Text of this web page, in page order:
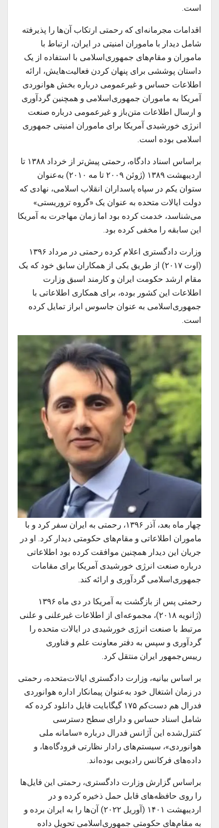
است.
اقدامات مجرمانه‌ای که رحمتی ارتکاب آن‌ها را پذیرفته
شامل دیدار با ماموران امنیتی در ایران، ارتباط با
ماموران و مقام‌های جمهوری‌اسلامی با استفاده از یک
داستان پوششی برای پنهان کردن فعالیت‌هایش، ارائه
اطلاعات حساس و غیرعمومی درباره بخش هوانوردی
آمریکا به ماموران جمهوری‌اسلامی و همچنین گردآوری
و ارسال اطلاعات متن‌باز و غیرعمومی درباره صنعت
انرژی خورشیدی آمریکا برای ماموران امنیتی جمهوری
اسلامی بوده است.
براساس اسناد دادگاه، رحمتی پیش‌تر از خرداد ۱۳۸۸ تا
اردیبهشت ۱۳۸۹ (ژوئن ۲۰۰۹ تا مه ۲۰۱۰) به‌عنوان
ستوان یکم در سپاه پاسداران انقلاب اسلامی، نهادی که
دولت ایالات متحده به عنوان یک «گروه تروریستی»
می‌شناسد، خدمت کرده بود اما زمان مهاجرت به آمریکا
این سابقه را مخفی کرده بود.
وزارت دادگستری اعلام کرده رحمتی در مرداد ۱۳۹۶
(اوت ۲۰۱۷) از طریق یکی از همکاران سابق خود که یک
مقام ارشد حکومت ایران و کارمند اسبق وزارت
اطلاعات این کشور بوده، برای همکاری اطلاعاتی با
جمهوری‌اسلامی به عنوان جاسوس ابراز تمایل کرده
است.
چهار ماه بعد، آذر ۱۳۹۶، رحمتی به ایران سفر کرد و با
ماموران اطلاعاتی و مقام‌های حکومتی دیدار کرد. او در
جریان این دیدار همچنین موافقت کرده بود اطلاعاتی
درباره صنعت انرژی خورشیدی آمریکا برای مقامات
جمهوری‌اسلامی گردآوری و ارائه کند.
رحمتی پس از بازگشت به آمریکا در دی ماه ۱۳۹۶
(ژانویه ۲۰۱۸)، مجموعه‌ای از اطلاعات غیرعلنی و علنی
مرتبط با صنعت انرژی خورشیدی در ایالات متحده را
گردآوری و سپس به دفتر معاونت علم و فناوری
رییس‌جمهور ایران منتقل کرد.
بر اساس بیانیه، وزارت دادگستری ایالات‌متحده، رحمتی
در زمان اشتغال خود به‌عنوان پیمانکار اداره هوانوردی
فدرال هم دست‌کم ۱۷۵ گیگابایت فایل دانلود کرده که
شامل اسناد حساس و دارای سطح دسترسی
کنترل‌شده این آژانس فدرال درباره «سامانه ملی
هوانوردی»، سیستم‌های رادار نظارتی فرودگاه‌ها، و
داده‌های فرکانس رادیویی بوده‌اند.
براساس گزارش وزارت دادگستری، رحمتی این فایل‌ها
را روی حافظه‌های قابل حمل ذخیره کرده و در
اردیبهشت ۱۴۰۱ (آوریل ۲۰۲۲) آن‌ها را به ایران برده و
به مقام‌های حکومتی جمهوری‌اسلامی تحویل داده